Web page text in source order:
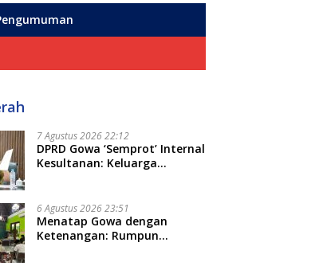
7 Agustus 2026 22:12
DPRD Gowa ‘Semprot’ Internal
Kesultanan: Keluarga
6 Agustus 2026 23:51
Menatap Gowa dengan
Ketenangan: Rumpun